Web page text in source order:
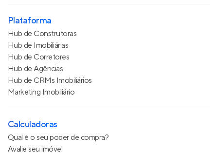
Plataforma
Hub de Construtoras
Hub de Imobiliárias
Hub de Corretores
Hub de Agências
Hub de CRMs Imobiliários
Marketing Imobiliário
Calculadoras
Qual é o seu poder de compra?
Avalie seu imóvel